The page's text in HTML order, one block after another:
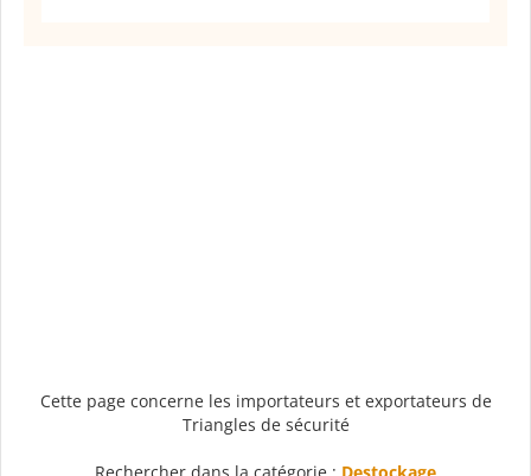
Cette page concerne les importateurs et exportateurs de
Triangles de sécurité